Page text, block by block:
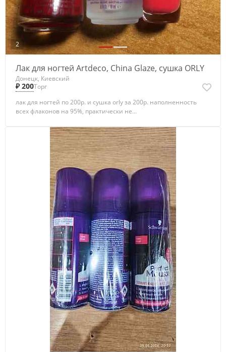
2
Лак для ногтей Artdeco, China Glaze, сушка ORLY
Донецк, Киевский
₽ 200Торг
лак для ногтей по 200р. и сушка orly за 200р. наполненность
всех флаконов на 95%, практически не...